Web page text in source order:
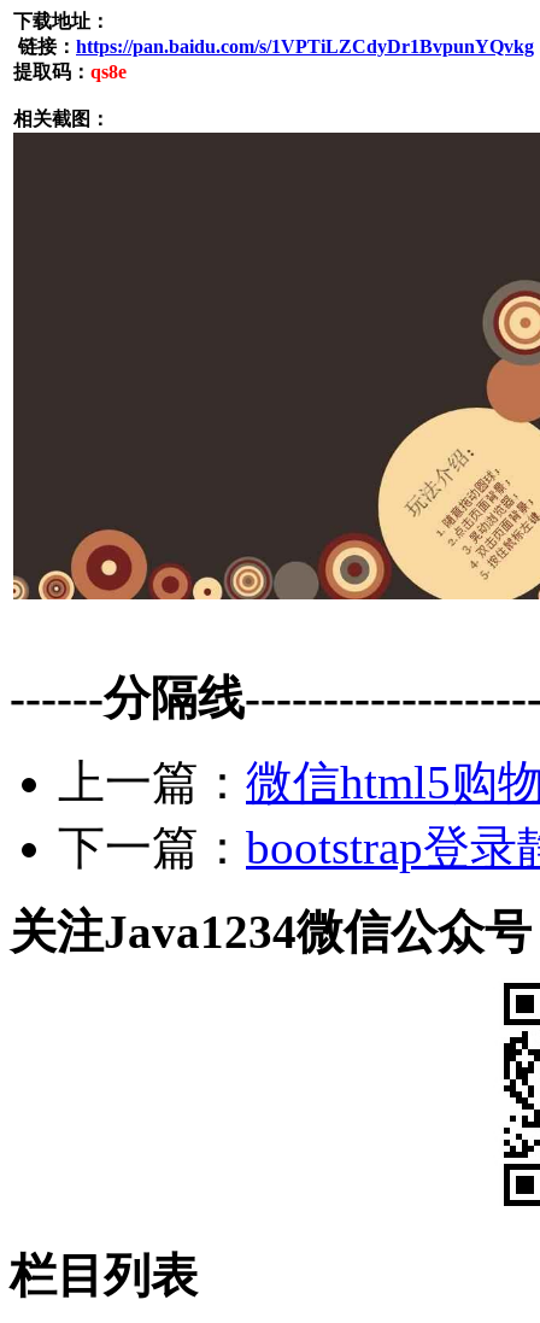
下载地址：
链接： https://pan.baidu.com/s/1VPTiLZCdyDr1BvpunYQvkg
提取码： qs8e
相关截图：
------分隔线
上一篇： 微信html5购
下一篇： bootstrap登
关注Java1234微信公众号
栏目列表